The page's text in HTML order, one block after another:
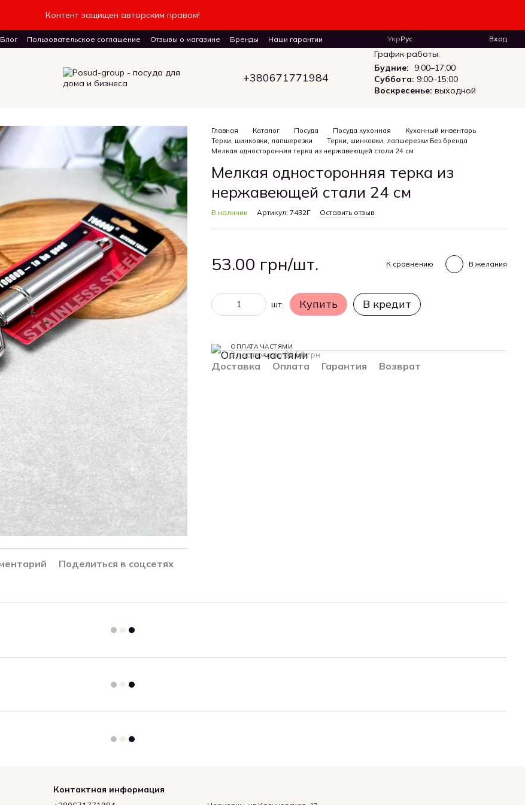
Контент защищен авторским правом!
Блог Пользовательское соглашение Отзывы о магазине Бренды
Наши гарантии
товаров
УкрРус Вход
+380671771984
График работы:
Будние:
9:00–17:00
Суббота: 9:00–15:00
Воскресенье: выходной
Поделиться в соцсетях
Главная Каталог Посуда Посуда кухонная
Кухонный инвентарь
Терки, шинковки, лапшерезки
Терки, шинковки, лапшерезки Без бренда
Мелкая односторонняя терка из нержавеющей стали 24 см
Мелкая односторонняя терка из
нержавеющей стали 24 см
В наличии Артикул: 7432Г Оставить отзыв
53.00 грн/шт. К сравнению В желания
шт. Купить В кредит
ОПЛАТА ЧАСТЯМИ
2 платежа по 26.50 грн
Доставка Оплата Гарантия Возврат
Контактная информация